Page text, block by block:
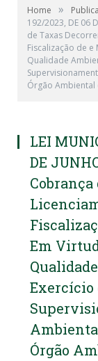
Home »
192/2023, DE 06
de Taxas
Fiscalização de
Qualidade
Órgão
LEI
DE
Em
Exercício
Órgão